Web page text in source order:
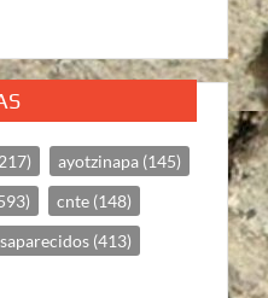
ayotzinapa (145)
cnte (148)
(413)